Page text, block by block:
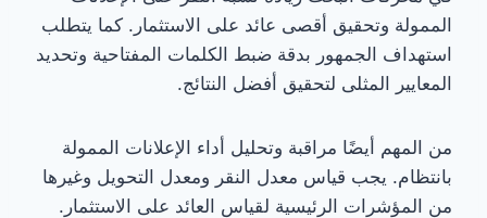
الممولة وتحقيق أقصى عائد على الاستثمار. كما يتطلب
استهداف الجمهور بدقة ضبط الكلمات المفتاحية وتحديد
المعايير المثلى لتحقيق أفضل النتائج.
من المهم أيضًا مراقبة وتحليل أداء الإعلانات الممولة
بانتظام. يجب قياس معدل النقر ومعدل التحويل وغيرها
من المؤشرات الرئيسية لقياس العائد على الاستثمار.